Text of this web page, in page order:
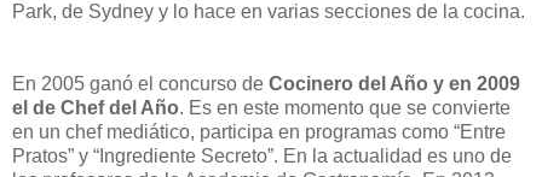
Park, de Sydney y lo hace en varias secciones de la cocina.
En 2005 ganó el concurso de Cocinero del Año y en 2009
el de Chef del Año. Es en este momento que se convierte
en un chef mediático, participa en programas como “Entre
Pratos” y “Ingrediente Secreto”. En la actualidad es uno de